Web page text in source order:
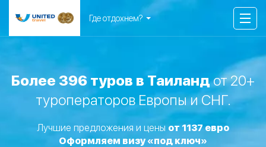
Где отдохнем?
Более 396 туров в Таиландот 20+
туроператоров Европы и СНГ.
Лучшие предложения и ценыот 1137 евро
Оформляем визу «под ключ»